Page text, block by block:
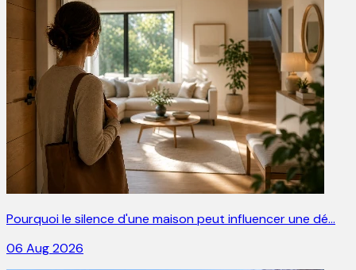
Pourquoi le silence d'une maison peut influencer une dé…
06 Aug 2026